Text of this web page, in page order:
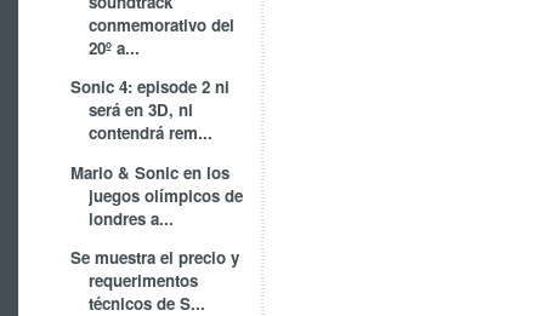
conmemorativo del
20º a...
Sonic 4: episode 2 ni
será en 3D, ni
contendrá rem...
Mario & Sonic en los
juegos olímpicos de
londres a...
Se muestra el precio y
requerimentos
técnicos de S...